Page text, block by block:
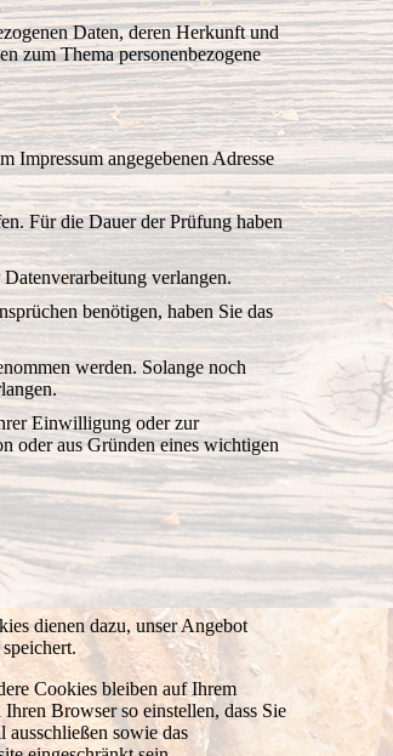
Daten, deren Herkunft und
zum Thema personenbezogene
Impressum angegebenen Adresse
Für die Dauer der Prüfung haben
verlangen.
benötigen, haben Sie das
werden. Solange noch
Einwilligung oder zur
oder aus Gründen eines wichtigen
dienen dazu, unser Angebot
Cookies bleiben auf Ihrem
Browser so einstellen, dass Sie
sowie das